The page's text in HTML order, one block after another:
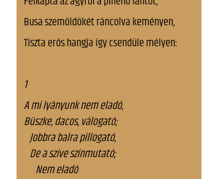
Busa szemöldökét ráncolva keményen,
Tiszta erős hangja így csendüle mélyen:
1
A mi lyányunk nem eladó,
Büszke, dacos, válogató;
Jobbra balra pillogató,
De a szíve színmutató;
Nem eladó